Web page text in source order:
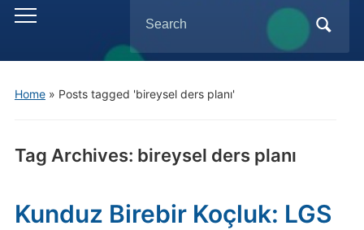
Toggle
menu
for:
Home» Posts tagged 'bireysel ders planı'
Tag Archives: bireysel ders planı
Kunduz Birebir Koçluk: LGS